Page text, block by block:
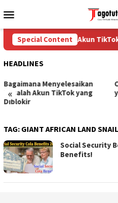
to
Menu
Special Content
Cara Mengatasi Akun
HEADLINES
«
Bagaimana Menyelesaikan
Masalah Akun TikTok yang
Diblokir
TAG: GIANT AFRICAN LAND
Social Security
Benefits!